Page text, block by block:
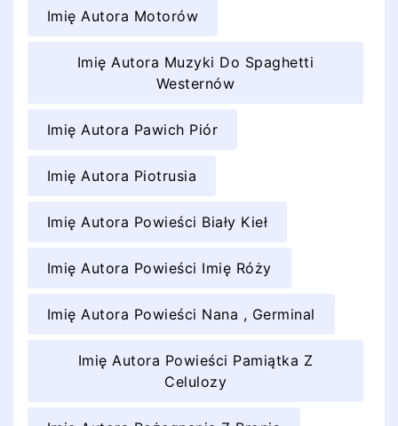
Imię Autora Motorów
Imię Autora Muzyki Do Spaghetti
Westernów
Imię Autora Pawich Piór
Imię Autora Piotrusia
Imię Autora Powieści Biały Kieł
Imię Autora Powieści Imię Róży
Imię Autora Powieści Nana , Germinal
Imię Autora Powieści Pamiątka Z
Celulozy